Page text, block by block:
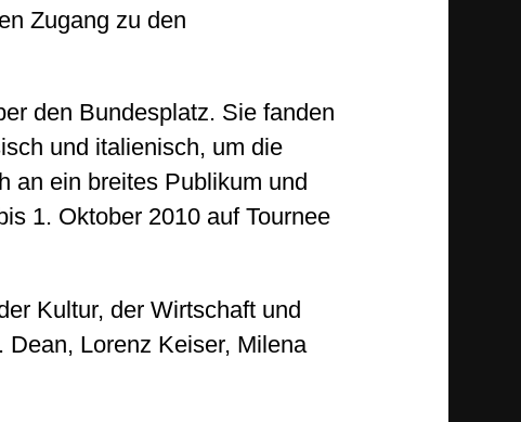
Zugang zu den
den Bundesplatz. Sie fanden
und italienisch, um die
an ein breites Publikum und
1. Oktober 2010 auf Tournee
Kultur, der Wirtschaft und
Lorenz Keiser, Milena